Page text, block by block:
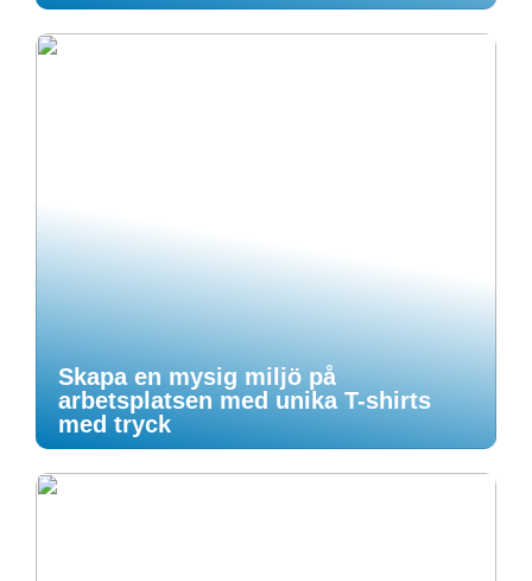
Skapa en mysig miljö på
arbetsplatsen med unika T-shirts
med tryck